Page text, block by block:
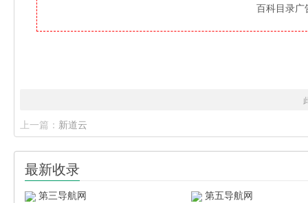
百科目录
上一篇： 新道云
最新收录
第三导航网
第五导航网